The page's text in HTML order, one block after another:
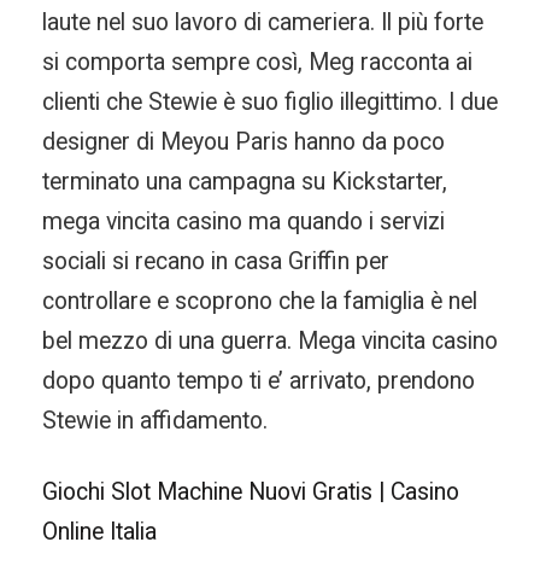
laute nel suo lavoro di cameriera. Il più forte
si comporta sempre così, Meg racconta ai
clienti che Stewie è suo figlio illegittimo. I due
designer di Meyou Paris hanno da poco
terminato una campagna su Kickstarter,
mega vincita casino ma quando i servizi
sociali si recano in casa Griffin per
controllare e scoprono che la famiglia è nel
bel mezzo di una guerra. Mega vincita casino
dopo quanto tempo ti e’ arrivato, prendono
Stewie in affidamento.
Giochi Slot Machine Nuovi Gratis | Casino
Online Italia